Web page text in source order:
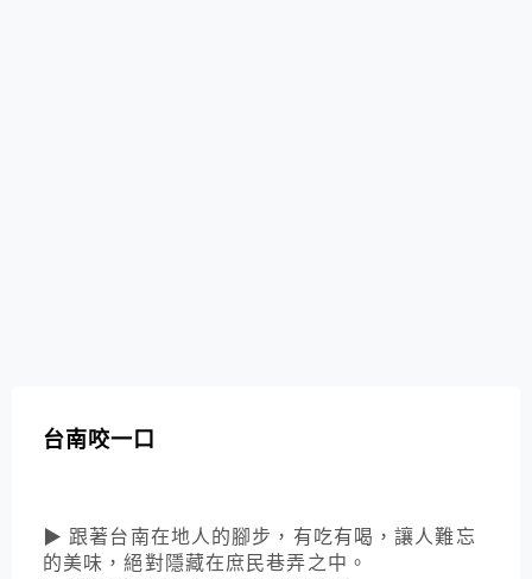
台南咬一口
▶ 跟著台南在地人的腳步，有吃有喝，讓人難忘
的美味，絕對隱藏在庶民巷弄之中。